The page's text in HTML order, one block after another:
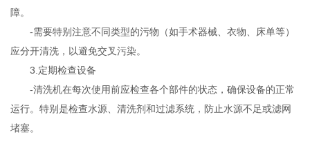
障。
-需要特别注意不同类型的污物（如手术器械、衣物、床单等）
应分开清洗，以避免交叉污染。
3.定期检查设备
-清洗机在每次使用前应检查各个部件的状态，确保设备的正常
运行。特别是检查水源、清洗剂和过滤系统，防止水源不足或滤网
堵塞。